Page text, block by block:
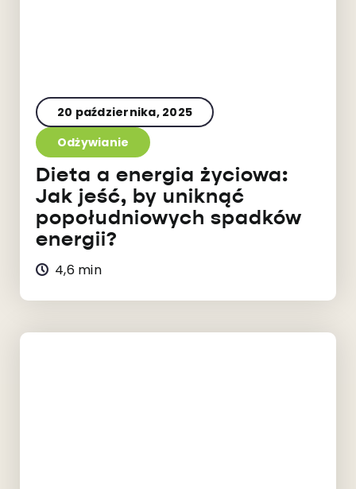
20 października, 2025
Odżywianie
Dieta a energia życiowa:
Jak jeść, by uniknąć
popołudniowych spadków
energii?
4,6 min